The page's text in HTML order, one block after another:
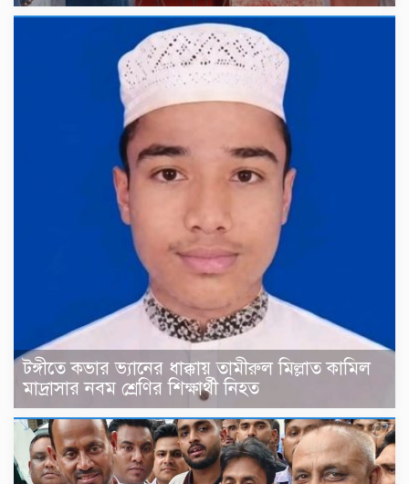
টঙ্গীতে কভার ভ্যানের ধাক্কায় তামীরুল মিল্লাত কামিল
মাদ্রাসার নবম শ্রেণির শিক্ষার্থী নিহত